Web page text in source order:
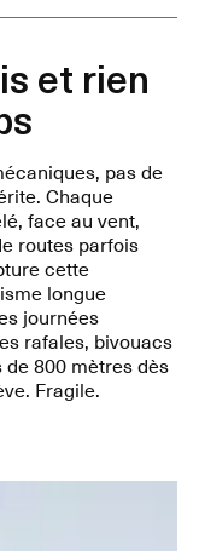
et rien
pas de
Chaque
face au vent,
routes parfois
cette
longue
journées
rafales, bivouacs
800 mètres dès
Fragile.